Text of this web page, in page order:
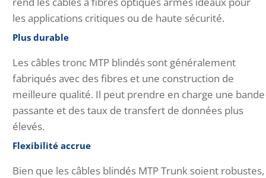
les applications critiques ou de haute sécurité.
Plus durable
Les câbles tronc MTP blindés sont généralement
fabriqués avec des fibres et une construction de
meilleure qualité. Il peut prendre en charge une bande
passante et des taux de transfert de données plus
élevés.
Flexibilité accrue
Bien que les câbles blindés MTP Trunk soient robustes,